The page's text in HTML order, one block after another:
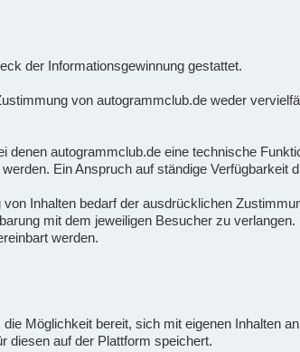
der Informationsgewinnung gestattet.
von autogrammclub.de weder
autogrammclub.de eine technische
Ein Anspruch auf ständige Verfügbarkeit
Inhalten bedarf der ausdrücklichen
mit dem jeweiligen Besucher zu
werden.
Möglichkeit bereit, sich mit eigenen Inhalten
diesen auf der Plattform speichert.